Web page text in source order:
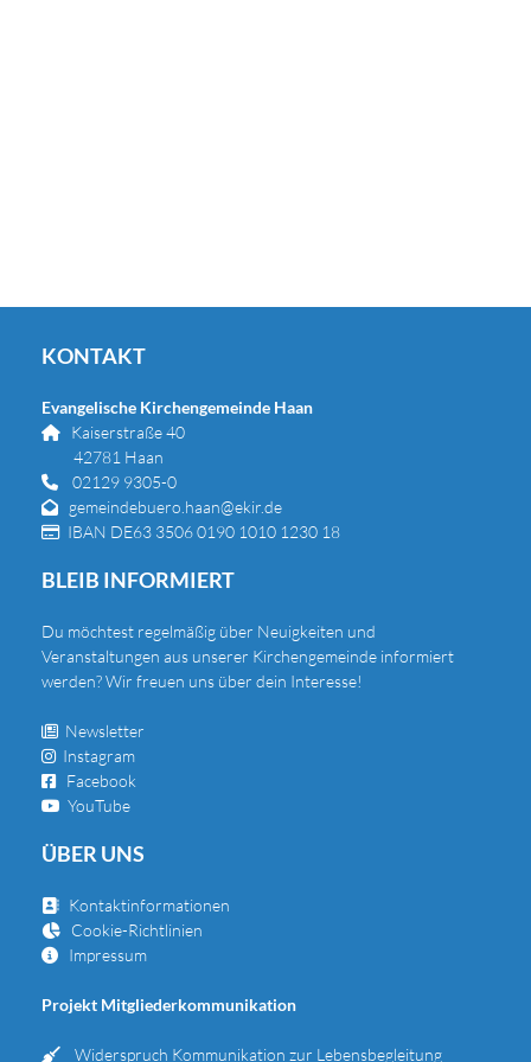
KONTAKT
Evangelische Kirchengemeinde Haan

Kaiserstraße 40
42781 Haan
 02129 9305-0
 gemeindebuero.haan@ekir.de
 IBAN DE63 3506 0190 1010 1230 18
BLEIB INFORMIERT
Du möchtest regelmäßig über Neuigkeiten und
Veranstaltungen aus unserer Kirchengemeinde informiert
werden? Wir freuen uns über dein Interesse!
 Newsletter
 Instagram
 Facebook
 YouTube
ÜBER UNS
 Kontaktinformationen
 Cookie-Richtlinien
 Impressum
Projekt Mitgliederkommunikation
 Widerspruch Kommunikation zur Lebensbegleitung